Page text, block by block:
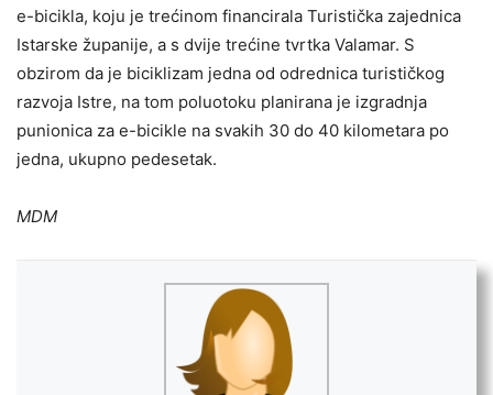
e-bicikla, koju je trećinom financirala Turistička zajednica
Istarske županije, a s dvije trećine tvrtka Valamar. S
obzirom da je biciklizam jedna od odrednica turističkog
razvoja Istre, na tom poluotoku planirana je izgradnja
punionica za e-bicikle na svakih 30 do 40 kilometara po
jedna, ukupno pedesetak.
MDM